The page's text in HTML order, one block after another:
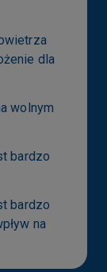
dla
wolnym
bardzo
bardzo
na